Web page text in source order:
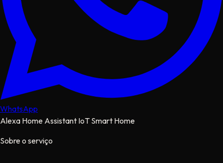
WhatsApp
Alexa Home Assistant IoT Smart Home
Sobre o serviço